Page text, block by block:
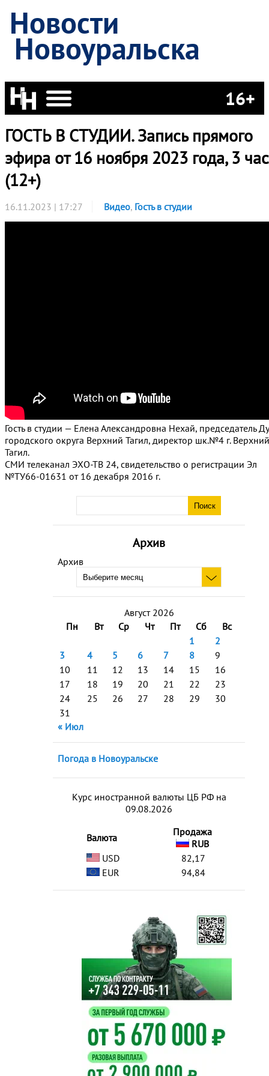
Новости
Новоуральска
16+
Архив
Архив
Август 2026
Пн
Вт Ср Чт Пт Сб
Вс
1
2
3
4 5 6 7 8
9
10
11 12 13 14 15
16
17
18 19 20 21 22
23
24
25 26 27 28 29
30
31
« Июл
Погода в Новоуральске
Курс иностранной валюты ЦБ РФ на
09.08.2026
Валюта
Продажа
RUB
USD
82,17
EUR
94,84
ГОСТЬ В СТУДИИ. Запись прямого
эфира от 16 ноября 2023 года, 3
(12+)
16.11.2023 | 17:27 Видео, Гость в студии
Гость в студии — Елена Александровна Нехай, председатель
городского округа Верхний Тагил, директор шк.№4 г. Верхний
Тагил.
СМИ телеканал ЭХО-ТВ 24, свидетельство о регистрации Эл
№ТУ66-01631 от 16 декабря 2016 г.